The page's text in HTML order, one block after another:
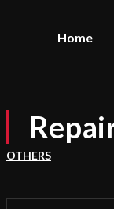
Home
OTHERS